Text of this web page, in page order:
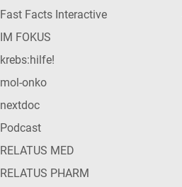
Fast Facts Interactive
IM FOKUS
krebs:hilfe!
mol-onko
nextdoc
Podcast
RELATUS MED
RELATUS PHARM